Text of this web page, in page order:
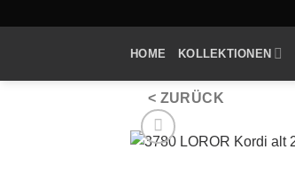
HOME KOLLEKTIONEN
< ZURÜCK